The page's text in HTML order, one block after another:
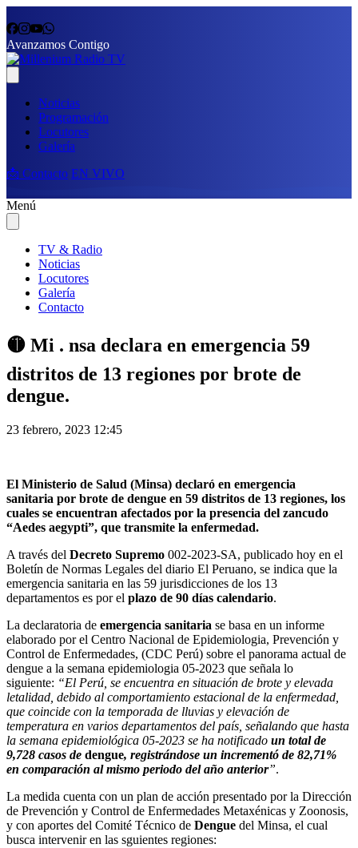
Avanzamos Contigo
Noticias
Programación
Locutores
Galería
📩 Contacto EN VIVO
Menú
TV & Radio
Noticias
Locutores
Galería
Contacto
🟡 Mi . nsa declara en emergencia 59
distritos de 13 regiones por brote de
dengue.
23 febrero, 2023 12:45
El Ministerio de Salud (Minsa) declaró en emergencia
sanitaria por brote de dengue en 59 distritos de 13 regiones, los
cuales se encuentran afectados por la presencia del zancudo
“Aedes aegypti”, que transmite la enfermedad.
A través del Decreto Supremo 002-2023-SA, publicado hoy en el
Boletín de Normas Legales del diario El Peruano, se indica que la
emergencia sanitaria en las 59 jurisdicciones de los 13
departamentos es por el plazo de 90 días calendario.
La declaratoria de emergencia sanitaria se basa en un informe
elaborado por el Centro Nacional de Epidemiologia, Prevención y
Control de Enfermedades, (CDC Perú) sobre el panorama actual de
dengue a la semana epidemiologia 05-2023 que señala lo
siguiente: “El Perú, se encuentra en situación de brote y elevada
letalidad, debido al comportamiento estacional de la enfermedad,
que coincide con la temporada de lluvias y elevación de
temperatura en varios departamentos del país, señalando que hasta
la semana epidemiológica 05-2023 se ha notificado un total de
9,728 casos de dengue, registrándose un incrementó de 82,71%
en comparación al mismo periodo del año anterior”.
La medida cuenta con un plan de acción presentado por la Dirección
de Prevención y Control de Enfermedades Metaxénicas y Zoonosis,
y con aportes del Comité Técnico de Dengue del Minsa, el cual
busca intervenir en las sguientes regiones: